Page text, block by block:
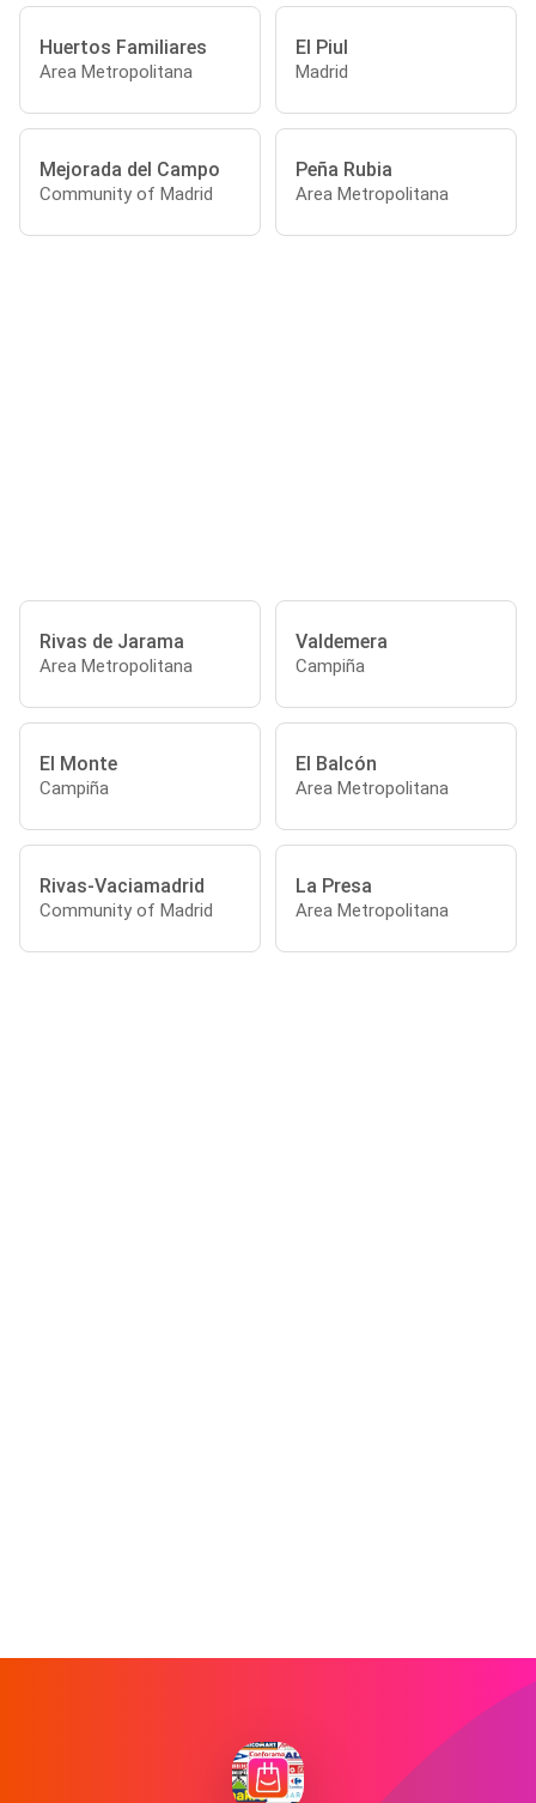
Huertos Familiares
Area Metropolitana
El Piul
Madrid
Mejorada del Campo
Community of Madrid
Peña Rubia
Area Metropolitana
Rivas de Jarama
Area Metropolitana
Valdemera
Campiña
El Monte
Campiña
El Balcón
Area Metropolitana
Rivas-Vaciamadrid
Community of Madrid
La Presa
Area Metropolitana